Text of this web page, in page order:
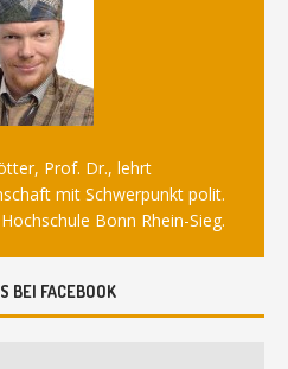
Prof. Dr., lehrt
mit Schwerpunkt polit.
Bonn Rhein-Sieg.
BEI FACEBOOK